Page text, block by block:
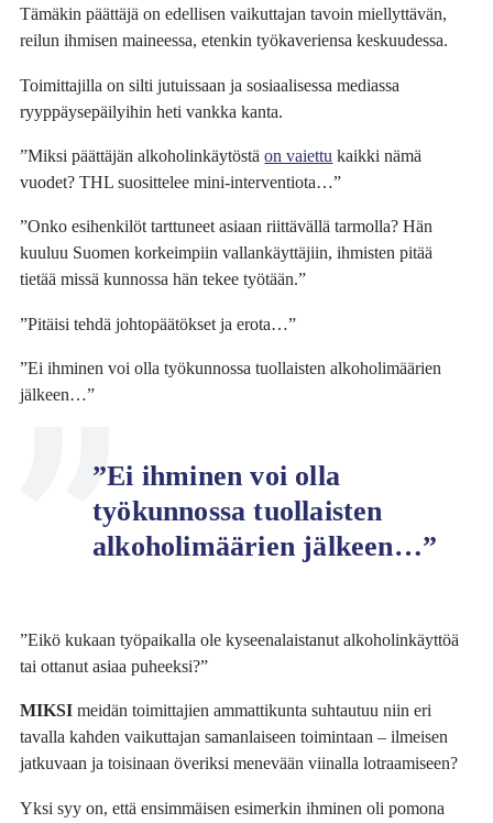
Tämäkin päättäjä on edellisen vaikuttajan tavoin miellyttävän,
reilun ihmisen maineessa, etenkin työkaveriensa keskuudessa.
Toimittajilla on silti jutuissaan ja sosiaalisessa mediassa
ryyppäysepäilyihin heti vankka kanta.
”Miksi päättäjän alkoholinkäytöstäon vaiettu kaikki nämä
vuodet? THL suosittelee mini-interventiota…”
”Onko esihenkilöt tarttuneet asiaan riittävällä tarmolla? Hän
kuuluu Suomen korkeimpiin vallankäyttäjiin, ihmisten pitää
tietää missä kunnossa hän tekee työtään.”
”Pitäisi tehdä johtopäätökset ja erota…”
”Ei ihminen voi olla työkunnossa tuollaisten alkoholimäärien
jälkeen…”
”Ei ihminen voi olla
työkunnossa tuollaisten
alkoholimäärien jälkeen…”
”Eikö kukaan työpaikalla ole kyseenalaistanut alkoholinkäyttöä
tai ottanut asiaa puheeksi?”
MIKSI meidän toimittajien ammattikunta suhtautuu niin eri
tavalla kahden vaikuttajan samanlaiseen toimintaan – ilmeisen
jatkuvaan ja toisinaan överiksi menevään viinalla lotraamiseen?
Yksi syy on, että ensimmäisen esimerkin ihminen oli pomona